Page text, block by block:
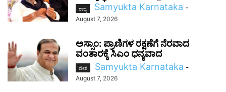
ರಾಜ್ಯ Samyukta Karnataka -
August 7, 2026
ಅಸ್ಸಾಂ: ಪ್ರಾಣಿಗಳ ರಕ್ಷಣೆಗೆ ನೆರವಾದ
ವಂತಾರಕ್ಕೆ ಸಿಎಂ ಧನ್ಯವಾದ
ದೇಶ Samyukta Karnataka -
August 7, 2026